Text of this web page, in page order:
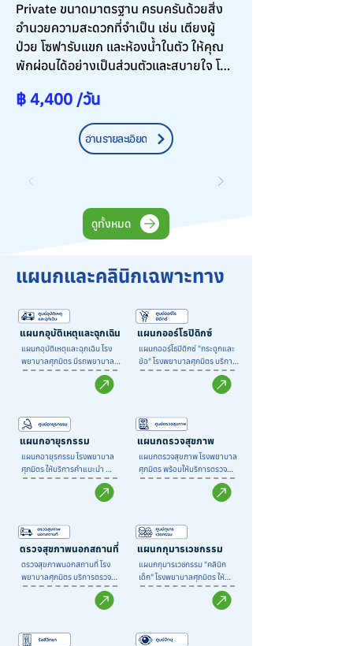
Private ขนาดมาตรฐาน ครบครันด้วยสิ่ง
อำนวยความสะดวกที่จำเป็น เช่น เตียงผู้
ป่วย โซฟารับแขก และห้องน้ำในตัว ให้คุณ
พักผ่อนได้อย่างเป็นส่วนตัวและสบายใจ โดย
สูงสุดของผู้ป่วย
฿ 4,400 /วัน
อ่านรายละเอียด
ดูทั้งหมด
แผนกและคลินิกเฉพาะทาง
แผนกอุบัติเหตุและฉุกเฉิน
แผนกอุบัติเหตุและฉุกเฉิน โรง
พยาบาลศุภมิตร มีรถพยาบาล
ฉุกเฉิน (Ambulance) ที่มี
บุคลากร และอุปกรณ์ทางการ
และระหว่างการเคลื่อนย้ายมาที่
รพ. ศุภมิตร มีอุปกรณ์สื่อสารที่
สามารถรายงานอาการ และการ
ตรวจพบเบื้องต้นมายังแพทย์ผู้
เชี่ยวชาญสาขาต่าง ๆ  เพื่อให้คำ
แนะนำการรักษาเบื้องต้น และ
เพื่อการเตรียมการให้การรักษาผู้
แผนกอายุรกรรม
แผนกอายุรกรรม โรงพยาบาล
ศุภมิตร ให้บริการคำแนะนำ
ปรึกษา ส่งเสริม ดูแล รักษา
ปัญหาสุขภาพของผู้ป่วย ตั้งแต่
ทั่วไป และเฉพาะทางครบวงจร
โดยทีมแพทย์ผู้เชี่ยวชาญโรคทาง
อายุรกรรมส่วนใหญ่ใช้ยาในการ
รักษาเป็นหลัก ในปัจจุบันได้แบ่ง
สาขาย่อยออกไปตามระบบ
อวัยวะต่างๆ เช่น ระบบประสาท
ระบบทางเดินอาหาร ระบบไต
ต่อมไร้ท่อ ระบบทางเดินหายใจ
ตรวจสุขภาพนอกสถานที่
ตรวจสุขภาพนอกสถานที่ โรง
พยาบาลศุภมิตร บริการตรวจ
สุขภาพนอกสถานที่โดยมีทีม
แพทย์ ทีมพยาบาล และทีมสห
เอกซเรย์ระบบ Digital เคลื่อนที่
แผนกออร์โธปิดิกซ์
แผนกออร์โธปิดิกซ์ "กระดูกและ
ข้อ" โรงพยาบาลศุภมิตร บริการ
ตั้งแต่การให้คำปรึกษา ตรวจ
วินิจฉัย และทำการรักษาโรค
อุปกรณ์ที่ทันสมัย ได้มาตรฐาน
นอกจากนี้ยังให้บริการข้อมูล และ
คำปรึกษาในขั้นตอนตลอดถึง
กระบวนการรักษาเพื่อให้ผู้ป่วย
สามารถฟื้นตัวได้อย่างรวดเร็ว
และกลับมาใช้ชีวิตประจำวันได้
อย่างมีความสุข ด้วยความ
ทางที่มีประสบการณ์ผ่านการ
อบรมในด้านการรักษาเฉพาะด้าน
ทำให้มีแพทย์ครอบคลุมในด้านนี้
อย่างครบถ้วน สามารถรักษาและ
แก้ไขสภาวะเจ็บป่วยที่เกิดจาก
กระดูก และข้อ รวมถึงระบบ
กล้ามเนื้อต่าง ๆ ได้อย่างมี
แผนกตรวจสุขภาพ
แผนกตรวจสุขภาพ โรงพยาบาล
ศุภมิตร พร้อมให้บริการตรวจ
สุขภาพตามช่วงอายุ โดยมี
โปรแกรมการตรวจสุขภาพให้
เชี่ยวชาญ , อุปกรณ์การแพทย์
แบบครบวงจรตามมาตรฐานใน
การตรวจรักษา บริการที่รวดเร็ว
ถูกต้อง เที่ยงตรง และสามารถให้
คำแนะนำในการดูแลสุขภาพครบ
แผนกกุมารเวชกรรม
แผนกกุมารเวชกรรม "คลินิก
เด็ก" โรงพยาบาลศุภมิตร ให้
บริการด้านส่งเสริมสุขภาพ ดูแล
ให้คำปรึกษา พร้อมด้วยบริการ
พยาบาลมากประสบการณ์ที่